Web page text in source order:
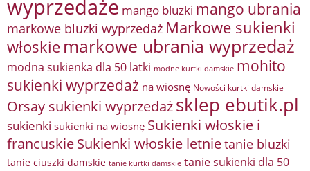
wyprzedaże mango bluzki mango ubrania
markowe bluzki wyprzedaż Markowe sukienki
włoskie markowe ubrania wyprzedaż
modna sukienka dla 50 latki modne kurtki damskie mohito
sukienki wyprzedaż na wiosnę Nowości kurtki damskie
Orsay sukienki wyprzedażsklep ebutik.pl
sukienki sukienki na wiosnę Sukienki włoskie i
francuskieSukienki włoskie letnietanie bluzki
tanie ciuszki damskie tanie kurtki damskie tanie sukienki dla 50